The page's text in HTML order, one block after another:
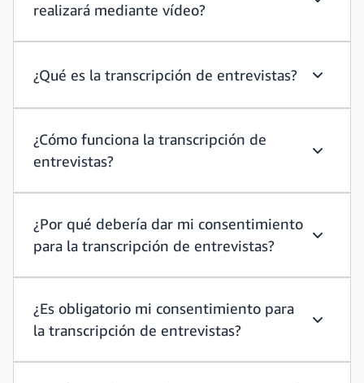
realizará mediante vídeo?
¿Qué es la transcripción de entrevistas?
¿Cómo funciona la transcripción de
entrevistas?
¿Por qué debería dar mi consentimiento
para la transcripción de entrevistas?
¿Es obligatorio mi consentimiento para
la transcripción de entrevistas?